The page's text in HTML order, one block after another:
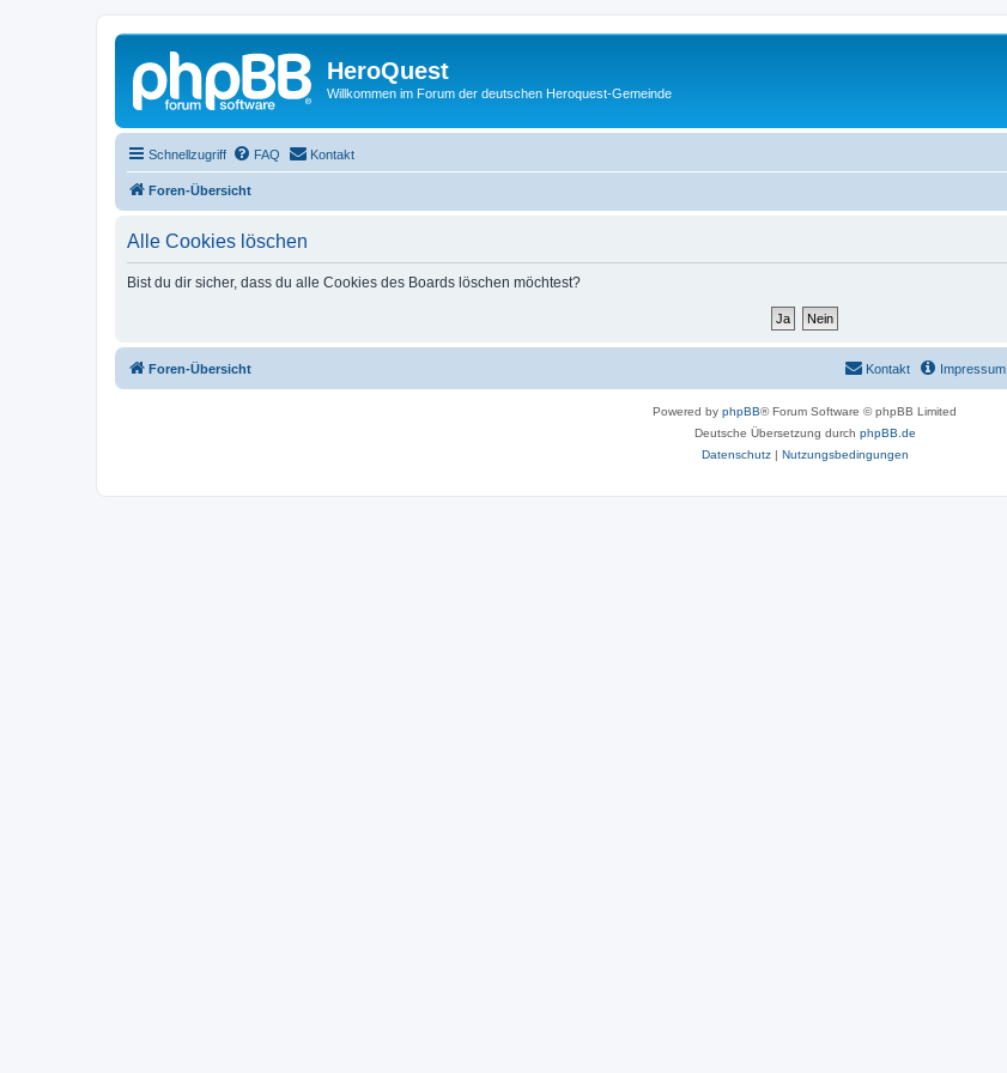
HeroQuest
Willkommen im Forum der deutschen Heroquest-Gemeinde
Schnellzugriff FAQ Kontakt
Foren-Übersicht
Alle Cookies löschen
Bist du dir sicher, dass du alle Cookies des Boards löschen möchtest?
Foren-Übersicht Impressum
Kontakt
Powered by phpBB® Forum Software © phpBB Limited
Deutsche Übersetzung durch phpBB.de
Datenschutz| Nutzungsbedingungen